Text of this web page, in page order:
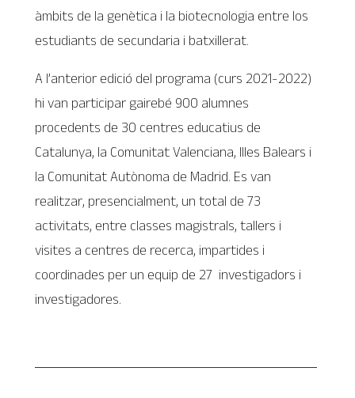
àmbits de la genètica i la biotecnologia entre los
estudiants de secundaria i batxillerat.
A l’anterior edició del programa (curs 2021-2022)
hi van participar gairebé 900 alumnes
procedents de 30 centres educatius de
Catalunya, la Comunitat Valenciana, Illes Balears i
la Comunitat Autònoma de Madrid. Es van
realitzar, presencialment, un total de 73
activitats, entre classes magistrals, tallers i
visites a centres de recerca, impartides i
coordinades per un equip de 27 investigadors i
investigadores.